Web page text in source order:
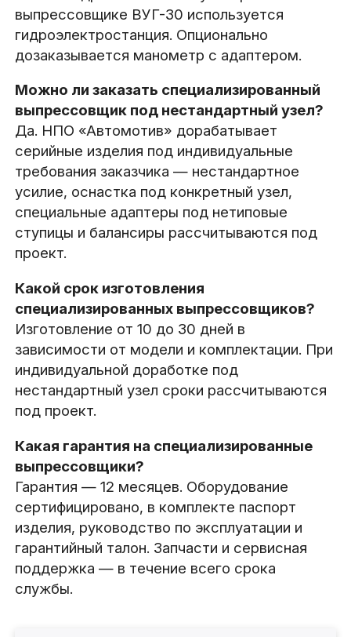
выпрессовщике ВУГ-30 используется
гидроэлектростанция. Опционально
дозаказывается манометр с адаптером.
Можно ли заказать специализированный
выпрессовщик под нестандартный узел?
Да. НПО «Автомотив» дорабатывает
серийные изделия под индивидуальные
требования заказчика — нестандартное
усилие, оснастка под конкретный узел,
специальные адаптеры под нетиповые
ступицы и балансиры рассчитываются под
проект.
Какой срок изготовления
специализированных выпрессовщиков?
Изготовление от 10 до 30 дней в
зависимости от модели и комплектации. При
индивидуальной доработке под
нестандартный узел сроки рассчитываются
под проект.
Какая гарантия на специализированные
выпрессовщики?
Гарантия — 12 месяцев. Оборудование
сертифицировано, в комплекте паспорт
изделия, руководство по эксплуатации и
гарантийный талон. Запчасти и сервисная
поддержка — в течение всего срока
службы.